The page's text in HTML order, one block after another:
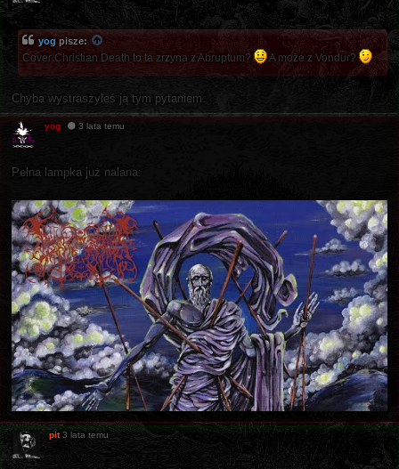
yog pisze:
Cover Christian Death to ta zrzyna z Abruptum? A może z Vondur?
Chyba wystraszyłeś ją tym pytaniem.
yog 3 lata temu
Pełna lampka już nalana:
pit 3 lata temu